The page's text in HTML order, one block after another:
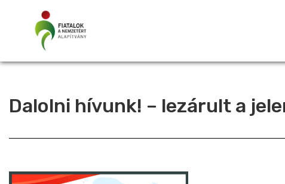
Dalolni hívunk! – lezárult a